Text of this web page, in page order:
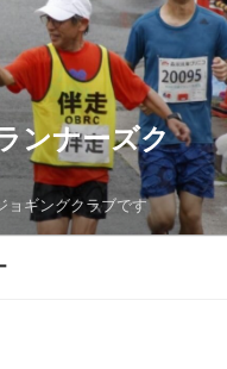
ンナーズク
ョギングクラブです